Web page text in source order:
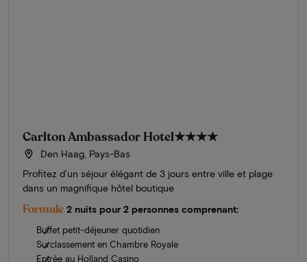
Carlton Ambassador Hotel★★★★
Den Haag, Pays-Bas
Profitez d’un séjour élégant de 3 jours entre ville et plage
dans un magnifique hôtel boutique
Formule 2 nuits pour 2 personnes comprenant:
Buffet petit-déjeuner quotidien
Surclassement en Chambre Royale
Entrée au Holland Casino